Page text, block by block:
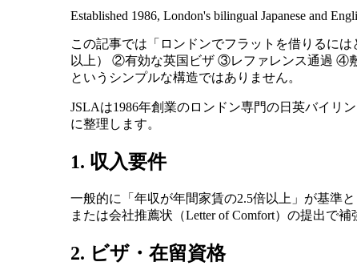
Established 1986, London's bilingual Japanese and
この記事では「ロンドンでフラットを借りるに
以上） ②有効な英国ビザ ③レファレンス通過 ④
というシンプルな構造ではありません。
JSLAは1986年創業のロンドン専門の日英バイリ
に整理します。
1. 収入要件
一般的に「年収が年間家賃の2.5倍以上」が基準
または会社推薦状（Letter of Comfort）の提出で補
2. ビザ・在留資格